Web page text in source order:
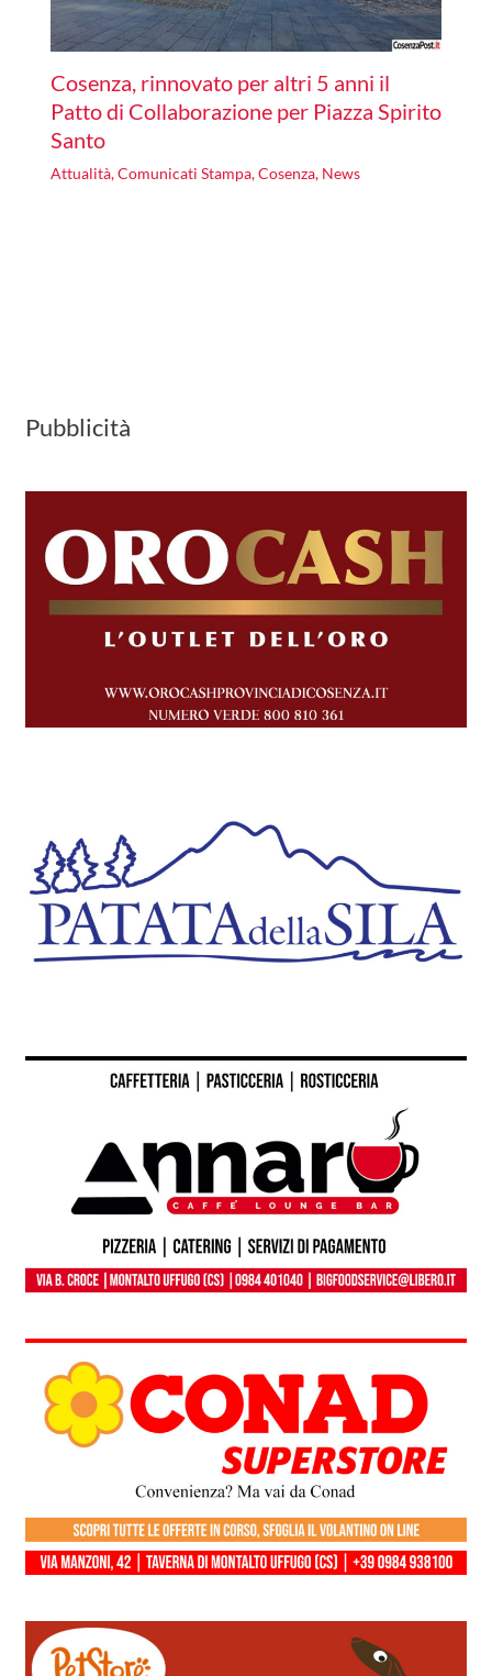
Cosenza, rinnovato per altri 5 anni il
Patto di Collaborazione per Piazza Spirito
Santo
Attualità,Comunicati Stampa,Cosenza, News
Pubblicità